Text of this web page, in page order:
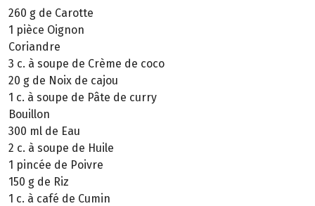
260 g de Carotte
1 pièce Oignon
Coriandre
3 c. à soupe de Crème de coco
20 g de Noix de cajou
1 c. à soupe de Pâte de curry
Bouillon
300 ml de Eau
2 c. à soupe de Huile
1 pincée de Poivre
150 g de Riz
1 c. à café de Cumin